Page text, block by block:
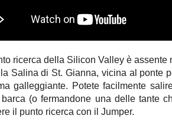
ricerca della Silicon Valley è
Salina di St. Gianna, vicina al ponte
galleggiante. Potete facilmente
(o fermandone una delle tante
il punto ricerca con il Jumper.